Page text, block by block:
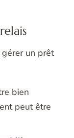
un prêt
bien
peut être